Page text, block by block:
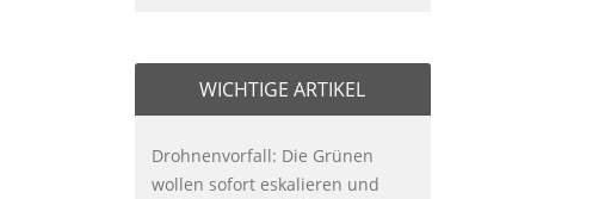
WICHTIGE ARTIKEL
Drohnenvorfall: Die Grünen
wollen sofort eskalieren und